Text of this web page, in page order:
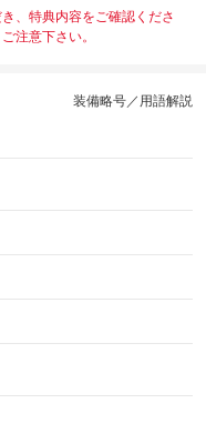
、特典内容をご確認くださ
注意下さい。
装備略号／用語解説